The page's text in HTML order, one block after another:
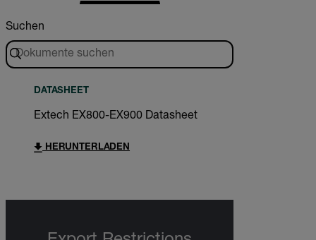
Suchen
DATASHEET
Extech EX800-EX900 Datasheet
HERUNTERLADEN